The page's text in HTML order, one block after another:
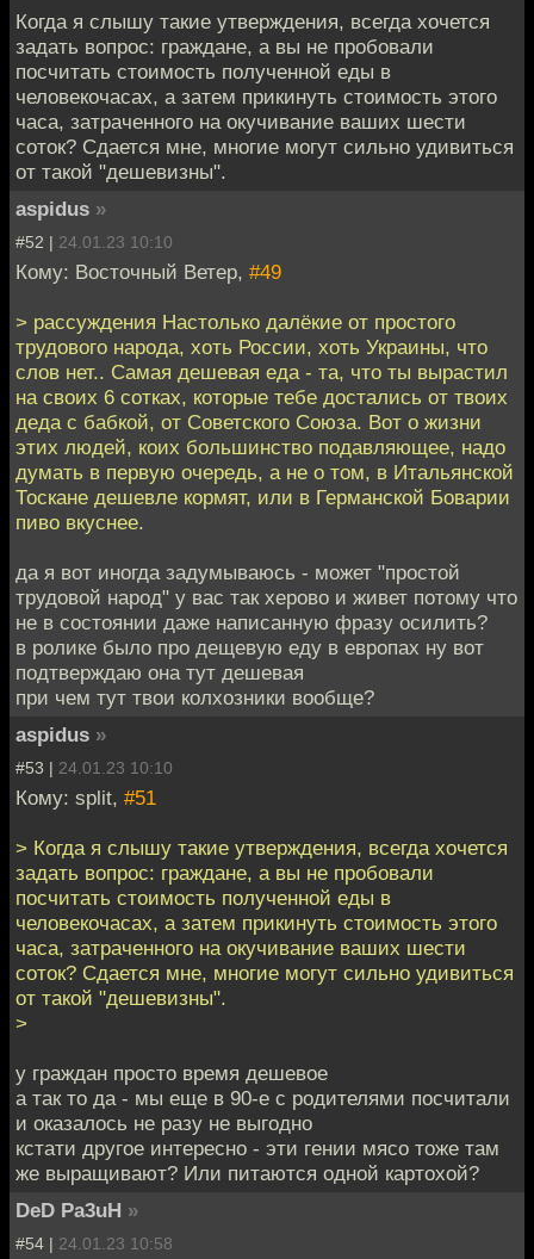
Когда я слышу такие утверждения, всегда хочется
задать вопрос: граждане, а вы не пробовали
посчитать стоимость полученной еды в
человекочасах, а затем прикинуть стоимость этого
часа, затраченного на окучивание ваших шести
соток? Сдается мне, многие могут сильно удивиться
от такой "дешевизны".
aspidus »
#52 | 24.01.23 10:10
Кому: Восточный Ветер, #49
> рассуждения Настолько далёкие от простого
трудового народа, хоть России, хоть Украины, что
слов нет.. Самая дешевая еда - та, что ты вырастил
на своих 6 сотках, которые тебе достались от твоих
деда с бабкой, от Советского Союза. Вот о жизни
этих людей, коих большинство подавляющее, надо
думать в первую очередь, а не о том, в Итальянской
Тоскане дешевле кормят, или в Германской Боварии
пиво вкуснее.
да я вот иногда задумываюсь - может "простой
трудовой народ" у вас так херово и живет потому что
не в состоянии даже написанную фразу осилить?
в ролике было про дещевую еду в европах ну вот
подтверждаю она тут дешевая
при чем тут твои колхозники вообще?
aspidus »
#53 | 24.01.23 10:10
Кому: split, #51
> Когда я слышу такие утверждения, всегда хочется
задать вопрос: граждане, а вы не пробовали
посчитать стоимость полученной еды в
человекочасах, а затем прикинуть стоимость этого
часа, затраченного на окучивание ваших шести
соток? Сдается мне, многие могут сильно удивиться
от такой "дешевизны".
>
у граждан просто время дешевое
а так то да - мы еще в 90-е с родителями посчитали
и оказалось не разу не выгодно
кстати другое интересно - эти гении мясо тоже там
же выращивают? Или питаются одной картохой?
DeD Pa3uH »
#54 | 24.01.23 10:58